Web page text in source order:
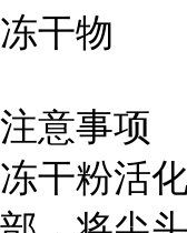
冻干物
注意事项
冻干粉活